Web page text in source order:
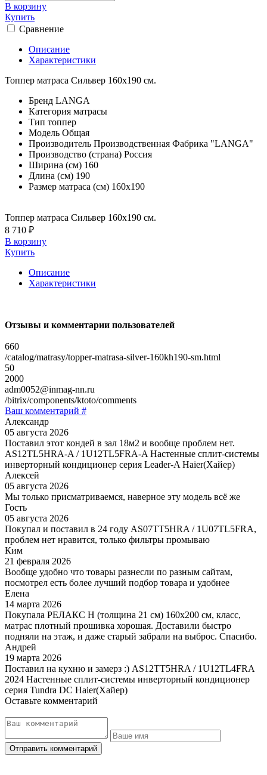
В корзину
Купить
Сравнение
Описание
Характеристики
Топпер матраса Сильвер 160х190 см.
Бренд LANGA
Категория матрасы
Тип топпер
Модель Общая
Производитель Производственная Фабрика "LANGA"
Производство (страна) Россия
Ширина (см) 160
Длина (см) 190
Размер матраса (см) 160х190
Топпер матраса Сильвер 160х190 см.
8 710 ₽
В корзину
Купить
Описание
Характеристики
Отзывы и комментарии пользователей
660
/catalog/matrasy/topper-matrasa-silver-160kh190-sm.html
50
2000
adm0052@inmag-nn.ru
/bitrix/components/ktoto/comments
Ваш комментарий #
Александр
05 августа 2026
Поставил этот кондей в зал 18м2 и вообще проблем нет.
AS12TL5HRA-A / 1U12TL5FRA-A Настенные сплит-системы
инверторный кондиционер серия Leader-A Haier(Хайер)
Алексей
05 августа 2026
Мы только присматриваемся, наверное эту модель всё же
Гость
05 августа 2026
Покупал и поставил в 24 году AS07TT5HRA / 1U07TL5FRA,
проблем нет нравится, только фильтры промываю
Ким
21 февраля 2026
Вообще удобно что товары разнесли по разным сайтам,
посмотрел есть более лучший подбор товара и удобнее
Елена
14 марта 2026
Покупала РЕЛАКС Н (толщина 21 см) 160х200 см, класс,
матрас плотный прошивка хорошая. Доставили быстро
подняли на этаж, и даже старый забрали на выброс. Спасибо.
Андрей
19 марта 2026
Поставил на кухню и замерз :) AS12TT5HRA / 1U12TL4FRA
2024 Настенные сплит-системы инверторный кондиционер
серия Tundra DC Haier(Хайер)
Оставьте комментарий